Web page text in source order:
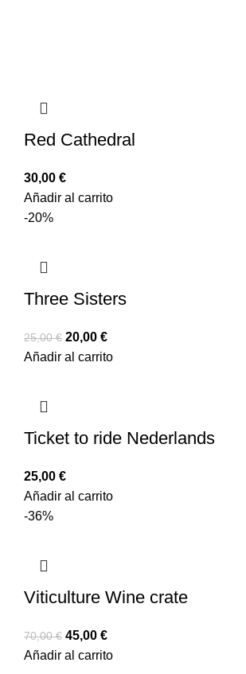
Red Cathedral
30,00 €
Añadir al carrito
-20%
Three Sisters
25,00€ 20,00 €
Añadir al carrito
Ticket to ride Nederlands
25,00 €
Añadir al carrito
-36%
Viticulture Wine crate
70,00€ 45,00 €
Añadir al carrito